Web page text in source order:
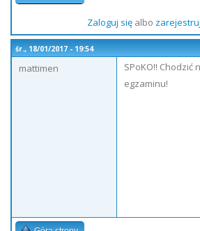
Zaloguj sięalbo zarejestruj
śr., 18/01/2017 - 19:54
mattimen
SPoKO!! Chodzić
egzaminu!